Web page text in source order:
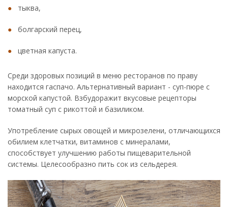
тыква,
болгарский перец,
цветная капуста.
Среди здоровых позиций в меню ресторанов по праву
находится гаспачо. Альтернативный вариант - суп-пюре с
морской капустой. Взбудоражит вкусовые рецепторы
томатный суп с рикоттой и базиликом.
Употребление сырых овощей и микрозелени, отличающихся
обилием клетчатки, витаминов с минералами,
способствует улучшению работы пищеварительной
системы. Целесообразно пить сок из сельдерея.